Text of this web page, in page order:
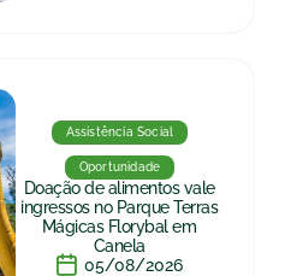
Assistência Social
Oportunidade
Doação de alimentos vale
ingressos no Parque Terras
Mágicas Florybal em
Canela
05/08/2026